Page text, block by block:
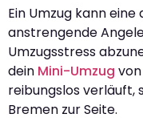
Ein Umzug kann
anstrengende
Umzugsstress
dein Mini-Umzug
reibungslos verläuft,
Bremen zur Seite.